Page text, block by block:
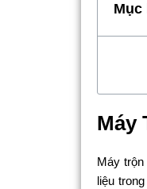
Mục
Máy
Máy
liệu